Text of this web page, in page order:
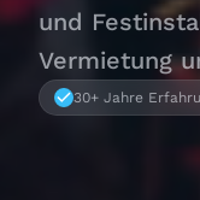
und
Vermietung
30+ Jahre